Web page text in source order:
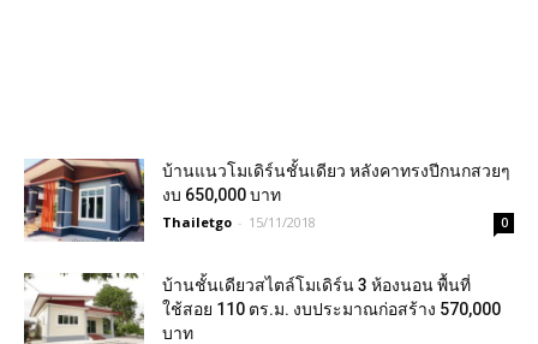
บ้านแนวโมเดิร์นชั้นเดียว หลังคาทรงปีกนกสวยๆ
งบ 650,000 บาท
Thailetgo - 15/11/2018 0
บ้านชั้นเดียวสไตล์โมเดิร์น 3 ห้องนอน พื้นที่
ใช้สอย 110 ตร.ม. งบประมาณก่อสร้าง 570,000
บาท